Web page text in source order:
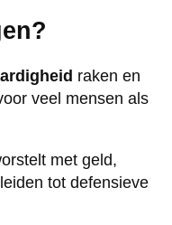
raken en
veel mensen als
met geld,
tot defensieve